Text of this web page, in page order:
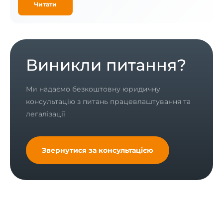
Читати
Виникли питання?
Ми надаємо безкоштовну юридичну
консультацію з питань працевлаштування та
легалізації
Звернутися за консультацією